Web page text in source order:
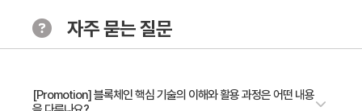
- Solidity와 Smart Contract 이해 (실습)
7.Smart Contract
자주 묻는 질문
[Promotion] 블록체인 핵심 기술의 이해와 활용 과정은 어떤 내용